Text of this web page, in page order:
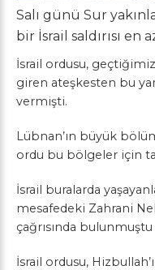
Salı günü Sur
bir İsrail saldırısı en
İsrail ordusu,
giren ateşkesten bu
vermişti.
Lübnan’ın büyük
ordu bu bölgeler için
İsrail buralarda
mesafedeki Zahrani
çağrısında bulunmuştu
İsrail ordusu,